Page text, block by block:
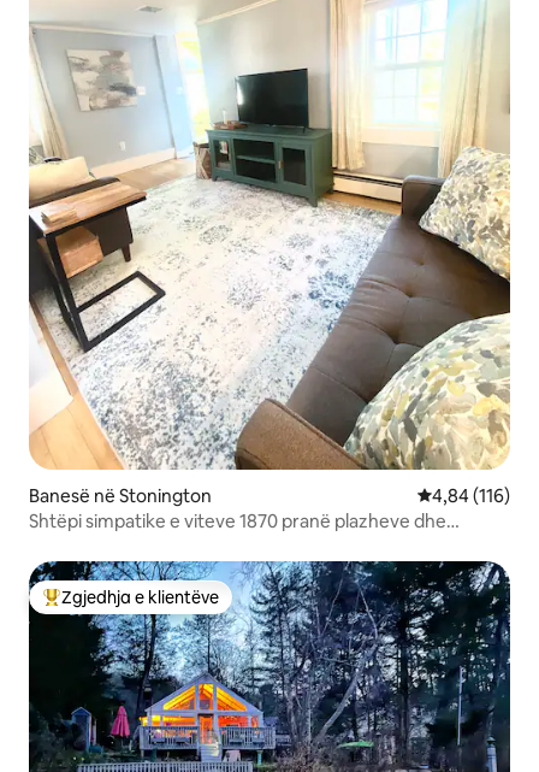
Banesë në Stonington Vlerësimi
4,84 (116)
Shtëpi simpatike e viteve 1870 pranë plazheve dhe
Më të mirat e zgjedhjeve të klientëve
Zgjedhja e klientëve